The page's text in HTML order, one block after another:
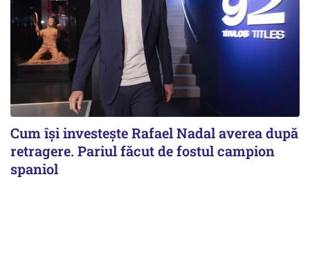
Cum își investește Rafael Nadal averea după
retragere. Pariul făcut de fostul campion
spaniol